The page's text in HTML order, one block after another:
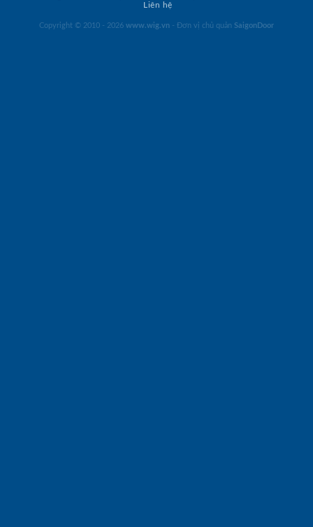
Liên hệ
Copyright © 2010 - 2026 www.wig.vn - Đơn vị chủ quản SaigonDoor